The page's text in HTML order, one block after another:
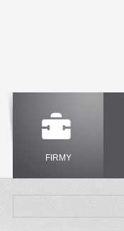
FIRMY